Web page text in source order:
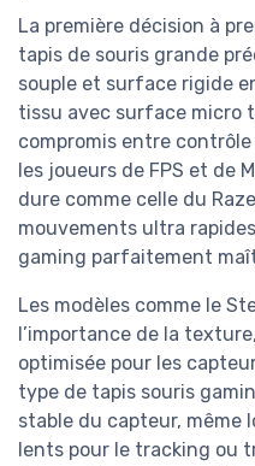
La première décision à
tapis de souris grande
souple et surface rigide
tissu avec surface micro
compromis entre
les joueurs de FPS et de
dure comme celle du
mouvements ultra
gaming parfaitement
Les modèles comme le
l’importance de la
optimisée pour les
type de tapis souris
stable du capteur, même
lents pour le tracking ou